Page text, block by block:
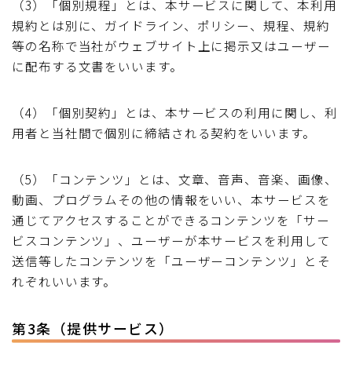
（3）「個別規程」とは、本サービスに関して、本利用
規約とは別に、ガイドライン、ポリシー、規程、規約
等の名称で当社がウェブサイト上に掲示又はユーザー
に配布する文書をいいます。
（4）「個別契約」とは、本サービスの利用に関し、利
用者と当社間で個別に締結される契約をいいます。
（5）「コンテンツ」とは、文章、音声、音楽、画像、
動画、プログラムその他の情報をいい、本サービスを
通じてアクセスすることができるコンテンツを「サー
ビスコンテンツ」、ユーザーが本サービスを利用して
送信等したコンテンツを「ユーザーコンテンツ」とそ
れぞれいいます。
第3条（提供サービス）